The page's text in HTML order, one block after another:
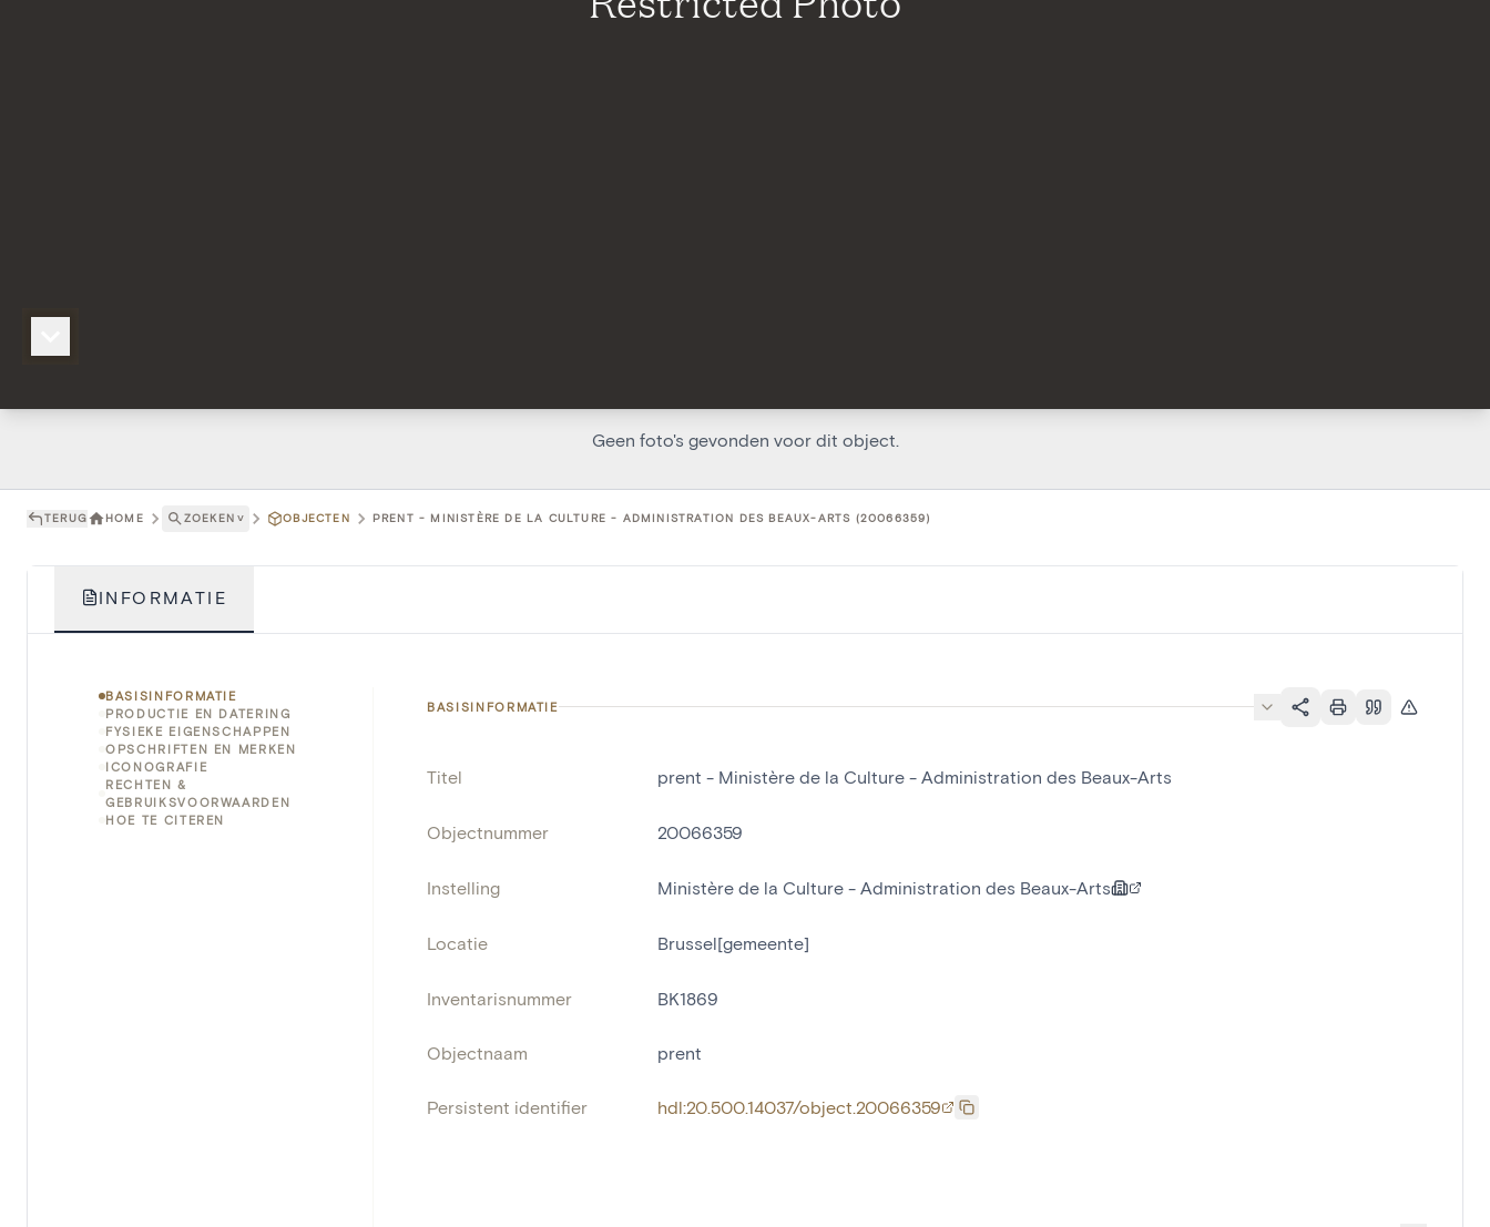
Geen foto's gevonden voor dit object.
TERUG HOME ZOEKEN ˅ OBJECTEN PRENT - MINISTÈRE DE LA CULTURE - ADMINISTRATION DES BEAUX-ARTS (20066359)
INFORMATIE
BASISINFORMATIE
PRODUCTIE EN DATERING
FYSIEKE EIGENSCHAPPEN
OPSCHRIFTEN EN MERKEN
ICONOGRAFIE
RECHTEN &
GEBRUIKSVOORWAARDEN
HOE TE CITEREN
BASISINFORMATIE
Titel prent - Ministère de la Culture - Administration des Beaux-Arts
Objectnummer 20066359
Instelling Ministère de la Culture - Administration des Beaux-Arts
Locatie Brussel[gemeente]
Inventarisnummer BK1869
Objectnaam prent
Persistent identifier hdl:20.500.14037/object.20066359